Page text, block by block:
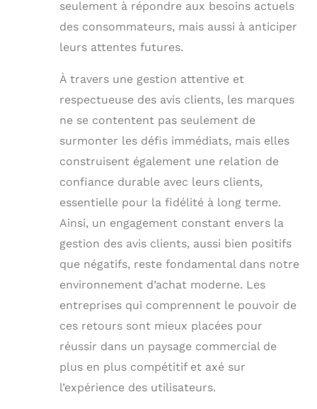
seulement à répondre aux besoins actuels
des consommateurs, mais aussi à anticiper
leurs attentes futures.
À travers une gestion attentive et
respectueuse des avis clients, les marques
ne se contentent pas seulement de
surmonter les défis immédiats, mais elles
construisent également une relation de
confiance durable avec leurs clients,
essentielle pour la fidélité à long terme.
Ainsi, un engagement constant envers la
gestion des avis clients, aussi bien positifs
que négatifs, reste fondamental dans notre
environnement d’achat moderne. Les
entreprises qui comprennent le pouvoir de
ces retours sont mieux placées pour
réussir dans un paysage commercial de
plus en plus compétitif et axé sur
l’expérience des utilisateurs.